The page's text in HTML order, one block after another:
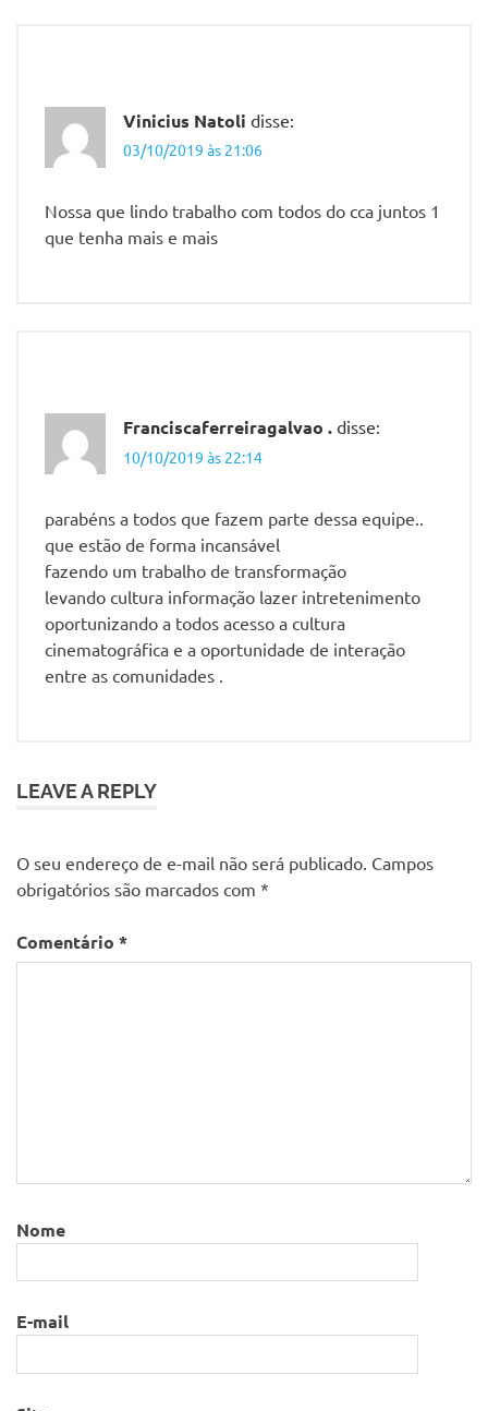
Vinicius Natoli disse:
03/10/2019 às 21:06
Nossa que lindo trabalho com todos do cca juntos 1
que tenha mais e mais
Franciscaferreiragalvao . disse:
10/10/2019 às 22:14
parabéns a todos que fazem parte dessa equipe..
que estão de forma incansável
fazendo um trabalho de transformação
levando cultura informação lazer intretenimento
oportunizando a todos acesso a cultura
cinematográfica e a oportunidade de interação
entre as comunidades .
LEAVE A REPLY
O seu endereço de e-mail não será publicado. Campos
obrigatórios são marcados com *
Comentário *
Nome
E-mail